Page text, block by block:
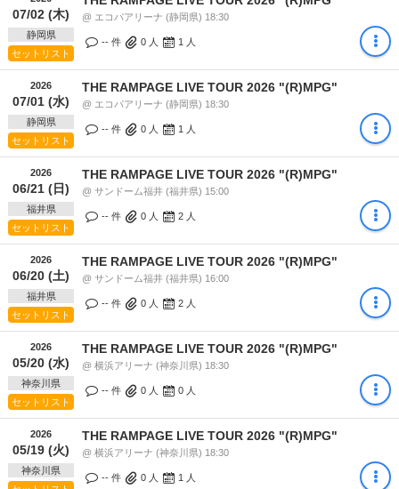
07/02 (木)
静岡県
セットリスト
@ エコパアリーナ (静岡県) 18:30
-- 件 0 人 1 人
2026
07/01 (水)
静岡県
セットリスト
THE RAMPAGE LIVE TOUR 2026 "(R)MPG"
@ エコパアリーナ (静岡県) 18:30
-- 件 0 人 1 人
2026
06/21 (日)
福井県
セットリスト
THE RAMPAGE LIVE TOUR 2026 "(R)MPG"
@ サンドーム福井 (福井県) 15:00
-- 件 0 人 2 人
2026
06/20 (土)
福井県
セットリスト
THE RAMPAGE LIVE TOUR 2026 "(R)MPG"
@ サンドーム福井 (福井県) 16:00
-- 件 0 人 2 人
2026
05/20 (水)
神奈川県
セットリスト
THE RAMPAGE LIVE TOUR 2026 "(R)MPG"
@ 横浜アリーナ (神奈川県) 18:30
-- 件 0 人 0 人
2026
05/19 (火)
神奈川県
THE RAMPAGE LIVE TOUR 2026 "(R)MPG"
@ 横浜アリーナ (神奈川県) 18:30
-- 件 0 人 1 人